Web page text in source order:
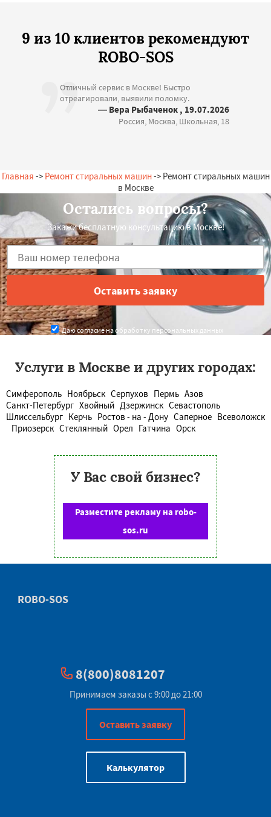
9 из 10 клиентов рекомендуют
ROBO-SOS
Отличный сервис в Москве! Быстро
отреагировали, выявили поломку.
— Вера Рыбаченок , 19.07.2026
Россия, Москва, Школьная, 18
Главная -> Ремонт стиральных машин-> Ремонт стиральных машин
в Москве
Остались вопросы?
Закажи бесплатную консультацию в Москве!
Даю согласие на обработку персональных данных
Услуги в Москве и других городах:
Симферополь Ноябрьск Серпухов Пермь Азов
Санкт-Петербург Хвойный Дзержинск Севастополь
Шлиссельбург Керчь Ростов - на - Дону Саперное Всеволожск
Приозерск Стеклянный Орел Гатчина Орск
У Вас свой бизнес?
Разместите рекламу на robo-
sos.ru
ROBO-SOS
8(800)8081207
Принимаем заказы с 9:00 до 21:00
Оставить заявку
Калькулятор